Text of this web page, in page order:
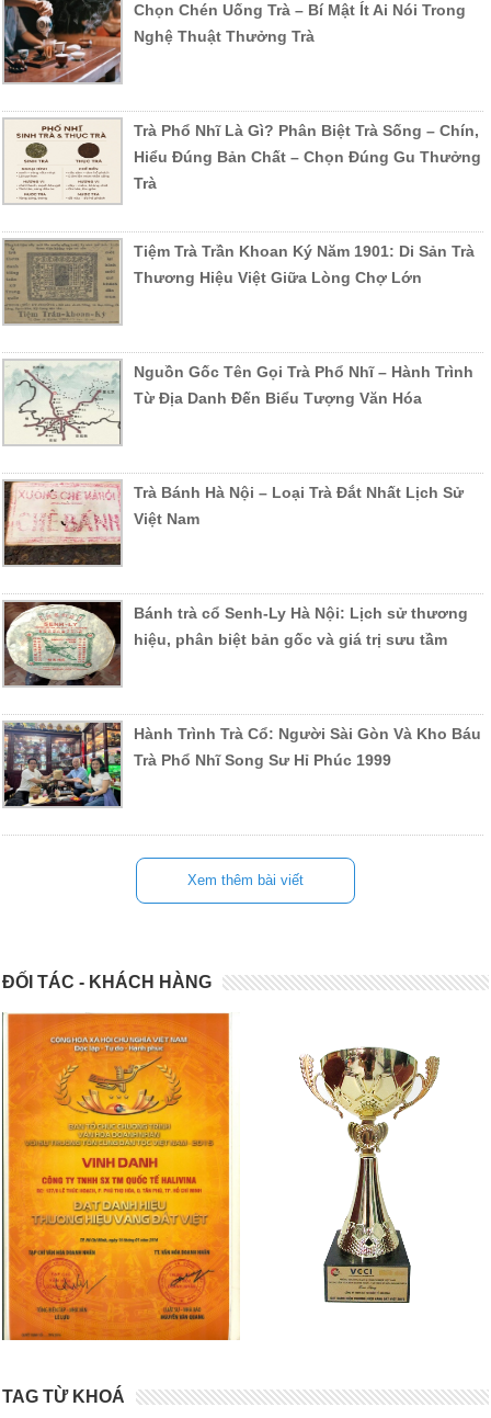
Chọn Chén Uống Trà – Bí Mật Ít Ai Nói Trong
Nghệ Thuật Thưởng Trà
Trà Phổ Nhĩ Là Gì? Phân Biệt Trà Sống – Chín,
Hiểu Đúng Bản Chất – Chọn Đúng Gu Thưởng
Trà
Tiệm Trà Trần Khoan Ký Năm 1901: Di Sản Trà
Thương Hiệu Việt Giữa Lòng Chợ Lớn
Nguồn Gốc Tên Gọi Trà Phổ Nhĩ – Hành Trình
Từ Địa Danh Đến Biểu Tượng Văn Hóa
Trà Bánh Hà Nội – Loại Trà Đắt Nhất Lịch Sử
Việt Nam
Bánh trà cổ Senh-Ly Hà Nội: Lịch sử thương
hiệu, phân biệt bản gốc và giá trị sưu tầm
Hành Trình Trà Cổ: Người Sài Gòn Và Kho Báu
Trà Phổ Nhĩ Song Sư Hỉ Phúc 1999
Xem thêm bài viết
ĐỐI TÁC - KHÁCH HÀNG
TAG TỪ KHOÁ